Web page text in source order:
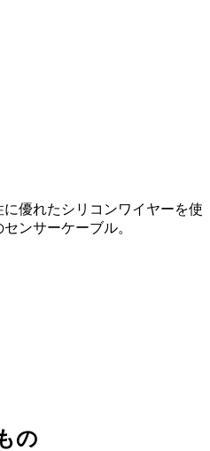
優れたシリコンワイヤーを使
ンサーケーブル。
の